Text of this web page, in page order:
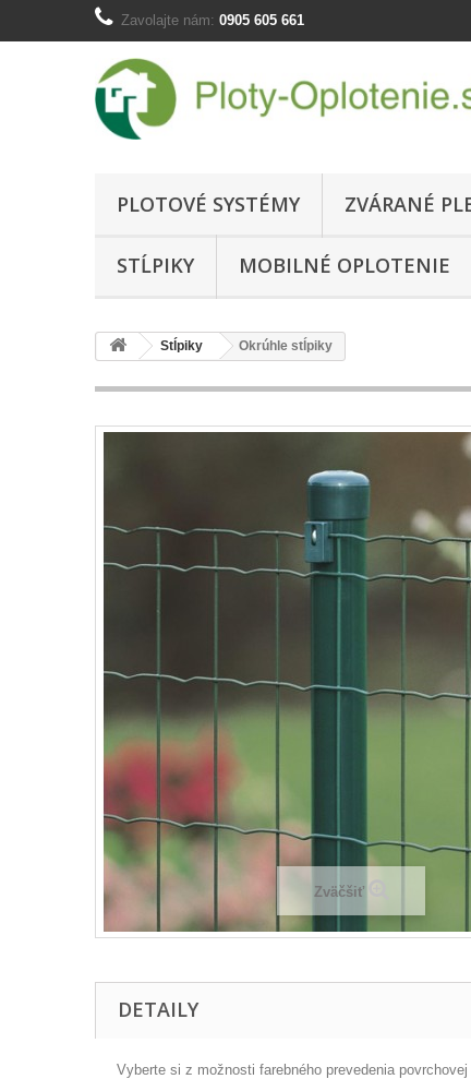
Zavolajte nám: 0905 605 661
PLOTOVÉ SYSTÉMY ZVÁRANÉ
STĹPIKY MOBILNÉ OPLOTENIE
Stĺpiky Okrúhle stĺpiky
Zväčšiť
DETAILY
Vyberte si z možnosti farebného prevedenia